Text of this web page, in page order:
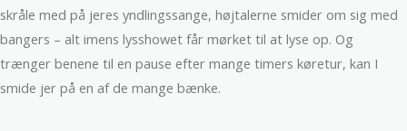
skråle med på jeres yndlingssange, højtalerne smider om sig med
bangers – alt imens lysshowet får mørket til at lyse op. Og
trænger benene til en pause efter mange timers køretur, kan I
smide jer på en af de mange bænke.